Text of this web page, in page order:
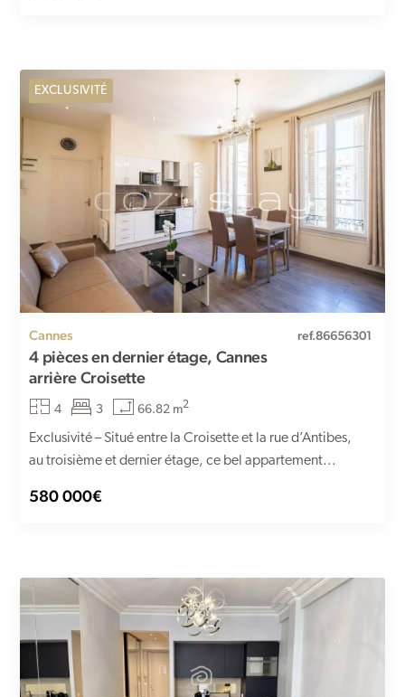
EXCLUSIVITÉ
Cannes ref.86656301
4 pièces en dernier étage, Cannes
arrière Croisette
4 3 66.82 m2
Exclusivité – Situé entre la Croisette et la rue d’Antibes,
au troisième et dernier étage, ce bel appartement...
580 000€